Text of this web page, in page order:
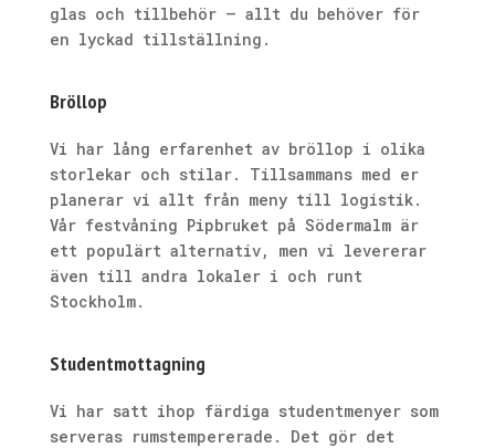
glas och tillbehör – allt du behöver för
en lyckad tillställning.
Bröllop
Vi har lång erfarenhet av bröllop i olika
storlekar och stilar. Tillsammans med er
planerar vi allt från meny till logistik.
Vår festvåning Pipbruket på Södermalm är
ett populärt alternativ, men vi levererar
även till andra lokaler i och runt
Stockholm.
Studentmottagning
Vi har satt ihop färdiga studentmenyer som
serveras rumstempererade. Det gör det